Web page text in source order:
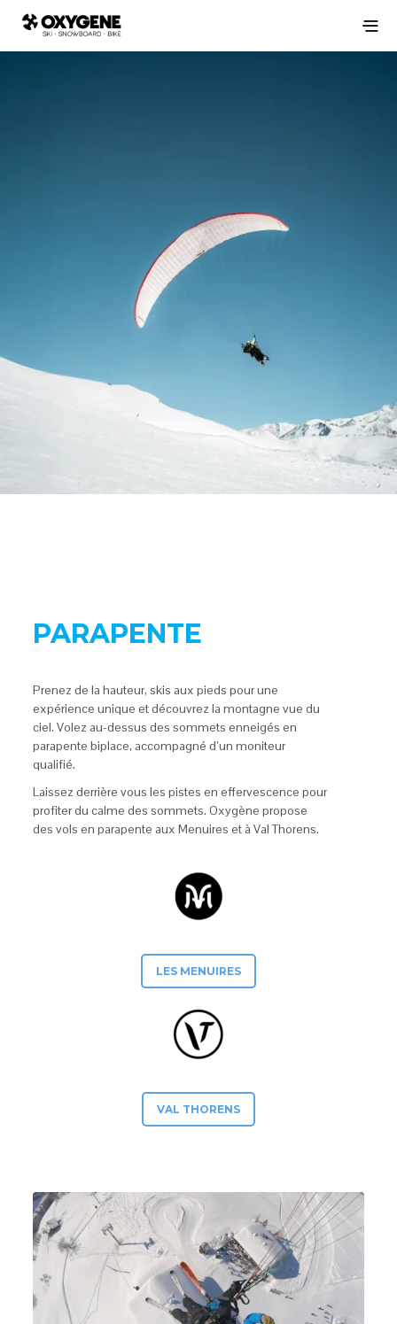
PARAPENTE
Prenez de la hauteur, skis aux pieds pour une
expérience unique et découvrez la montagne vue du
ciel. Volez au-dessus des sommets enneigés en
parapente biplace, accompagné d’un moniteur
qualifié.
Laissez derrière vous les pistes en effervescence pour
profiter du calme des sommets. Oxygène propose
des vols en parapente aux Menuires et à Val Thorens.
LES MENUIRES
VAL THORENS